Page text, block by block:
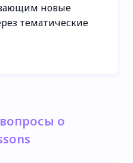
новые
тематические
о